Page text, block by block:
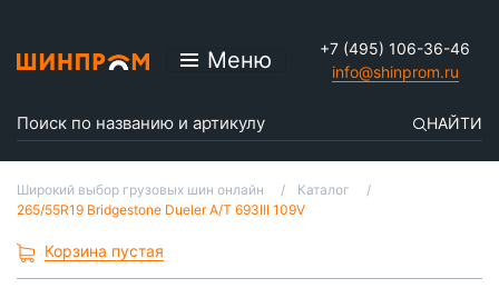
Меню
+7 (495) 106-36-46
info@shinprom.ru
НАЙТИ
Широкий выбор грузовых шин онлайн
Каталог
265/55R19 Bridgestone Dueler A/T 693III 109V
Корзина пустая